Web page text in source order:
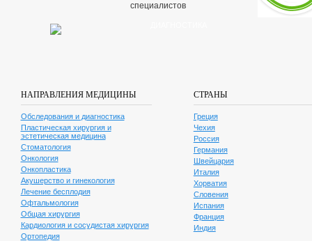
специалистов
ОНКОЛОГИЯ
Результат не заставит
ЛЕЧЕНИЕ БЕСПЛОДИЯ
От малоинвазивных
методов до открытых
операций на сердце
НАПРАВЛЕНИЯ МЕДИЦИНЫ
Обследования и диагностика
Пластическая хирургия и
эстетическая медицина
Стоматология
Онкология
Онкопластика
Акушерство и гинекология
Лечение бесплодия
Офтальмология
Общая хирургия
Кардиология и сосудистая хирургия
Ортопедия
СТРАНЫ
Греция
Чехия
Россия
Германия
Швейцария
Италия
Хорватия
Словения
Испания
Франция
Индия